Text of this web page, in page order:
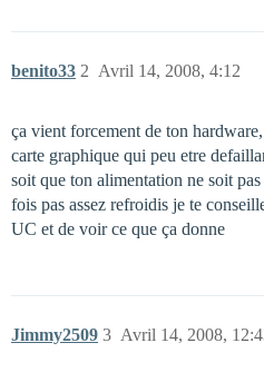
benito33 Avril 14, 2008, 4:12
2
ça vient forcement de ton
carte graphique qui peu etre
soit que ton alimentation ne soit
fois pas assez refroidis je te
UC et de voir ce que ça donne
Jimmy2509 Avril 14, 2008,
3